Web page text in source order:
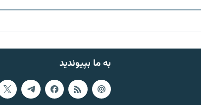
به ما بپیوندید